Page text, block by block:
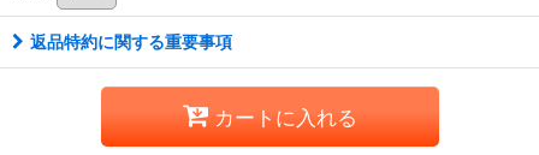
返品特約に関する重要事項
カートに入れる